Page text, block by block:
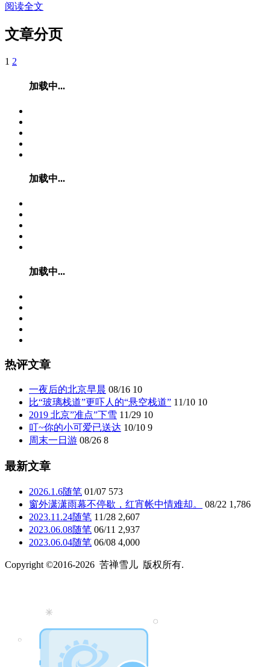
阅读全文
文章分页
1 2
加载中...
加载中...
加载中...
热评文章
一夜后的北京早晨 08/16 10
比“玻璃栈道”更吓人的“悬空栈道” 11/10 10
2019 北京”准点”下雪 11/29 10
叮~你的小可爱已送达 10/10 9
周末一日游 08/26 8
最新文章
2026.1.6随笔 01/07 573
窗外潇潇雨幕不停歇，红宵帐中情难却。
08/22 1,786
2023.11.24随笔 11/28 2,607
2023.06.08随笔 06/11 2,937
2023.06.04随笔 06/08 4,000
Copyright ©2016-2026 苦禅雪儿 版权所有.